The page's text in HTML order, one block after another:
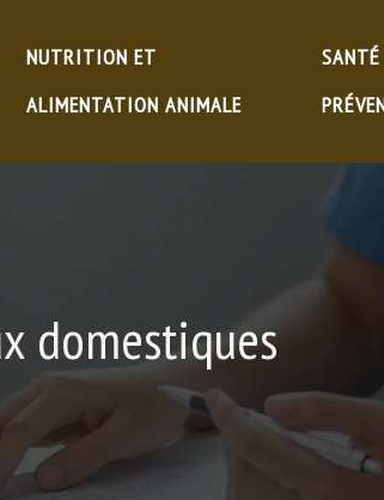
NUTRITION ET
ALIMENTATION ANIMALE
domestiques